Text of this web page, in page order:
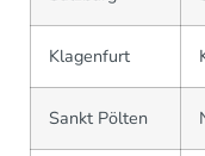
Klagenfurt
Sankt Pölten